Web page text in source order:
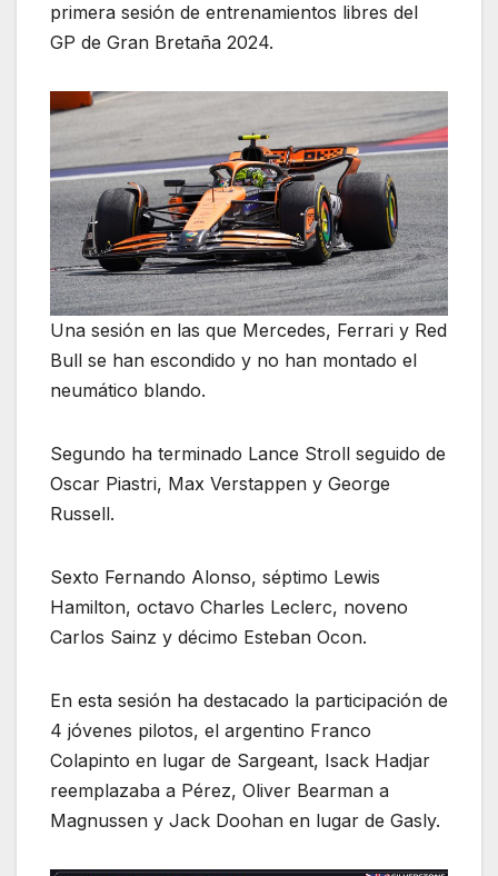
primera sesión de entrenamientos libres del
GP de Gran Bretaña 2024.
Una sesión en las que Mercedes, Ferrari y Red
Bull se han escondido y no han montado el
neumático blando.
Segundo ha terminado Lance Stroll seguido de
Oscar Piastri, Max Verstappen y George
Russell.
Sexto Fernando Alonso, séptimo Lewis
Hamilton, octavo Charles Leclerc, noveno
Carlos Sainz y décimo Esteban Ocon.
En esta sesión ha destacado la participación de
4 jóvenes pilotos, el argentino Franco
Colapinto en lugar de Sargeant, Isack Hadjar
reemplazaba a Pérez, Oliver Bearman a
Magnussen y Jack Doohan en lugar de Gasly.